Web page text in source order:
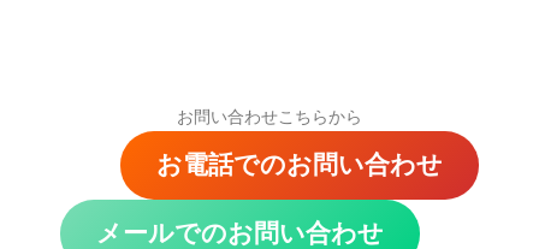
講座のラインナップ
体験レッスン
お問い合わせこちらから
お電話でのお問い合わせ
メールでのお問い合わせ